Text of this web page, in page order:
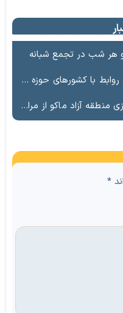
هر شب در تجمع شبانه
دریای كاسپین بهره‌برداری كنید
میزبانی از گردشگران و خانواده‌های آسیب‌دیده از جنگ
*